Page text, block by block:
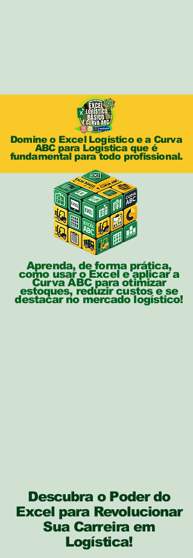
Domine o Excel Logístico e a Curva
ABC para Logística que é
fundamental para todo profissional.
Aprenda, de forma prática,
como usar o Excel e aplicar a
Curva ABC para otimizar
estoques, reduzir custos e se
destacar no mercado logístico!
Descubra o Poder do
Excel para Revolucionar
Sua Carreira em
Logística!